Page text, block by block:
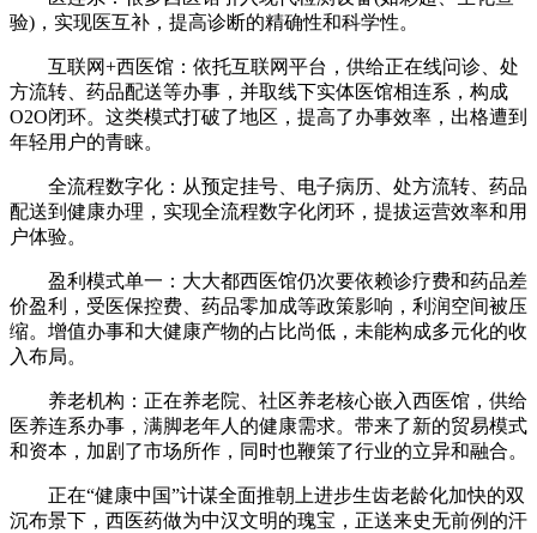
验)，实现医互补，提高诊断的精确性和科学性。
互联网+西医馆：依托互联网平台，供给正在线问诊、处
方流转、药品配送等办事，并取线下实体医馆相连系，构成
O2O闭环。这类模式打破了地区，提高了办事效率，出格遭到
年轻用户的青睐。
全流程数字化：从预定挂号、电子病历、处方流转、药品
配送到健康办理，实现全流程数字化闭环，提拔运营效率和用
户体验。
盈利模式单一：大大都西医馆仍次要依赖诊疗费和药品差
价盈利，受医保控费、药品零加成等政策影响，利润空间被压
缩。增值办事和大健康产物的占比尚低，未能构成多元化的收
入布局。
养老机构：正在养老院、社区养老核心嵌入西医馆，供给
医养连系办事，满脚老年人的健康需求。带来了新的贸易模式
和资本，加剧了市场所作，同时也鞭策了行业的立异和融合。
正在“健康中国”计谋全面推朝上进步生齿老龄化加快的双
沉布景下，西医药做为中汉文明的瑰宝，正送来史无前例的汗